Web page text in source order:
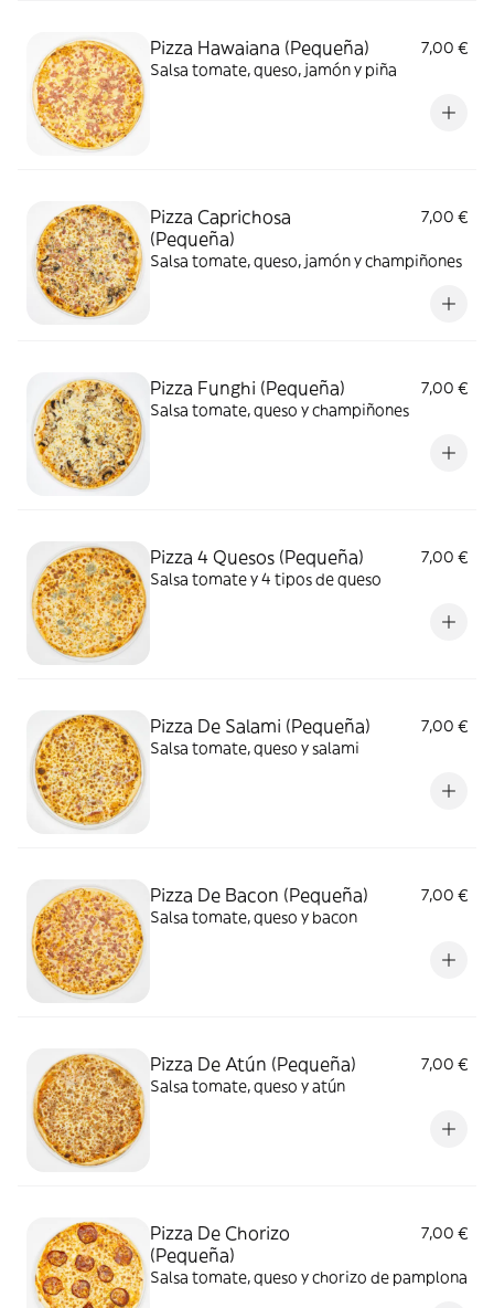
Pizza Hawaiana (Pequeña)
7,00 €
Salsa tomate, queso, jamón y piña
Pizza Caprichosa
(Pequeña)
7,00 €
Salsa tomate, queso, jamón y champiñones
Pizza Funghi (Pequeña)
7,00 €
Salsa tomate, queso y champiñones
Pizza 4 Quesos (Pequeña)
7,00 €
Salsa tomate y 4 tipos de queso
Pizza De Salami (Pequeña)
7,00 €
Salsa tomate, queso y salami
Pizza De Bacon (Pequeña)
7,00 €
Salsa tomate, queso y bacon
Pizza De Atún (Pequeña)
7,00 €
Salsa tomate, queso y atún
Pizza De Chorizo
(Pequeña)
7,00 €
Salsa tomate, queso y chorizo de pamplona